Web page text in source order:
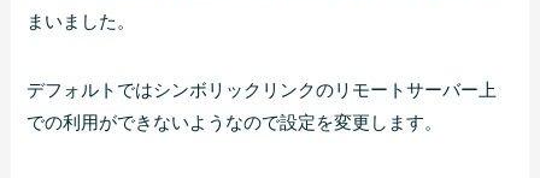
まいました。
デフォルトではシンボリックリンクのリモートサーバー上
での利用ができないようなので設定を変更します。